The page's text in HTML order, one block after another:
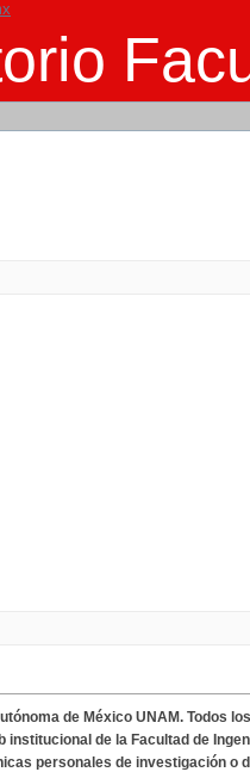
de México UNAM. Todos
institucional de la Facultad de
personales de investigación o